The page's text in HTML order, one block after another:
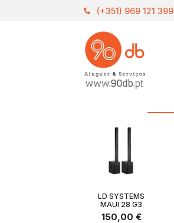
(+351) 969 121 399
LD SYSTEMS
MAUI 28 G3
150,00 €